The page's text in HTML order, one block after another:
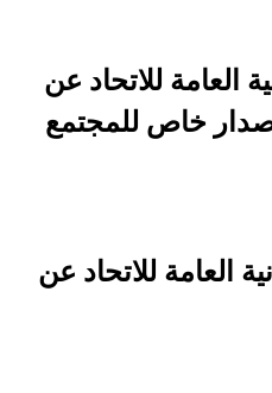
العامة للاتحاد عن
العامة للاتحاد عن